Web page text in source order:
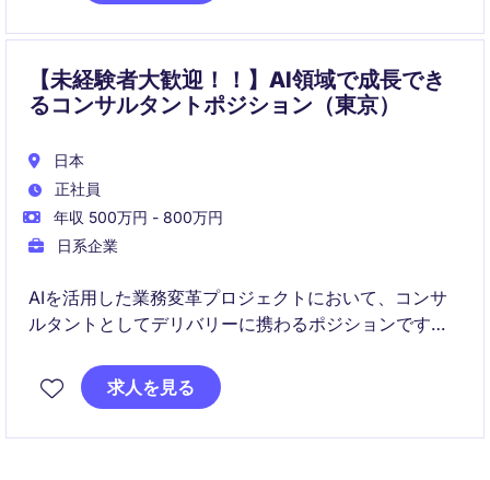
【未経験者大歓迎！！】AI領域で成長でき
るコンサルタントポジション（東京）
日本
正社員
年収 500万円 - 800万円
日系企業
AIを活用した業務変革プロジェクトにおいて、コンサ
ルタントとしてデリバリーに携わるポジションです。
戦略策定から実装まで一気通貫で経験し、短期間で独
り立ちを目指せる環境です
求人を見る